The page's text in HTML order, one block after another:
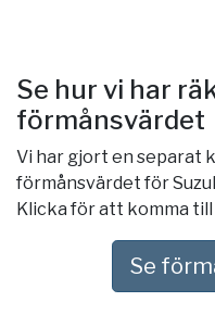
Se hur vi har
förmånsvärdet
Vi har gjort en separat
förmånsvärdet för
Klicka för att komma
Se